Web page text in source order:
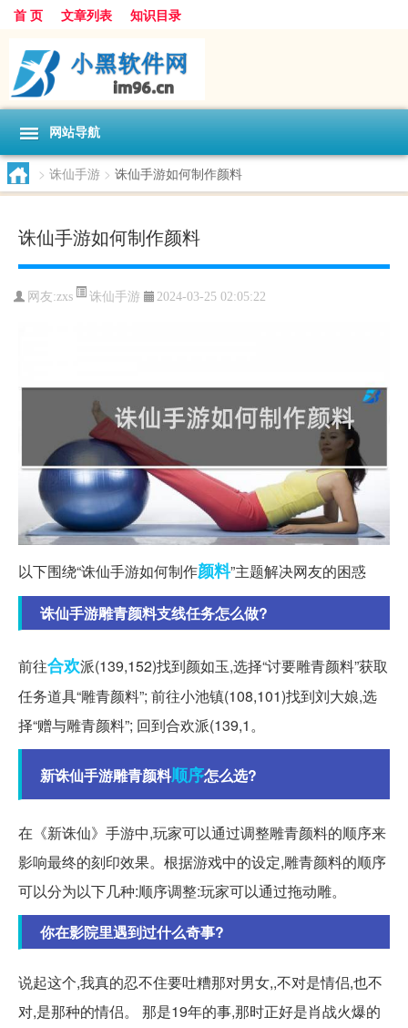
首 页 文章列表 知识目录
网站导航
> 诛仙手游 > 诛仙手游如何制作颜料
诛仙手游如何制作颜料
网友:zxs 诛仙手游 2024-03-25 02:05:22
以下围绕“诛仙手游如何制作颜料”主题解决网友的困惑
诛仙手游雕青颜料支线任务怎么做?
前往合欢派(139,152)找到颜如玉,选择“讨要雕青颜料”获取
任务道具“雕青颜料”; 前往小池镇(108,101)找到刘大娘,选
择“赠与雕青颜料”; 回到合欢派(139,1。
新诛仙手游雕青颜料顺序怎么选?
在《新诛仙》手游中,玩家可以通过调整雕青颜料的顺序来
影响最终的刻印效果。根据游戏中的设定,雕青颜料的顺序
可以分为以下几种:顺序调整:玩家可以通过拖动雕。
你在影院里遇到过什么奇事?
说起这个,我真的忍不住要吐糟那对男女,,不对是情侣,也不
对,是那种的情侣。 那是19年的事,那时正好是肖战火爆的